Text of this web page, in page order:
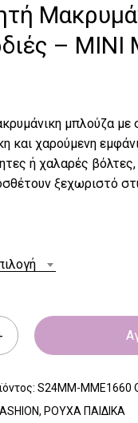
– MINI
μπλούζα με
και χαρούμενη
ή χαλαρές
ξεχωριστό
S24MM-MME1660
, ΡΟΥΧΑ ΠΑΙΔΙΚΑ